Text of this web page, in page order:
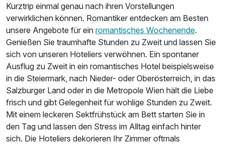
Kurztrip einmal genau nach ihren Vorstellungen
verwirklichen können. Romantiker entdecken am Besten
unsere Angebote für ein romantisches Wochenende.
Genießen Sie traumhafte Stunden zu Zweit und lassen Sie
sich von unseren Hoteliers verwöhnen. Ein spontaner
Ausflug zu Zweit in ein romantisches Hotel beispielsweise
in die Steiermark, nach Nieder- oder Oberösterreich, in das
Salzburger Land oder in die Metropole Wien hält die Liebe
frisch und gibt Gelegenheit für wohlige Stunden zu Zweit.
Mit einem leckeren Sektfrühstück am Bett starten Sie in
den Tag und lassen den Stress im Alltag einfach hinter
sich. Die Hoteliers dekorieren Ihr Zimmer oftmals